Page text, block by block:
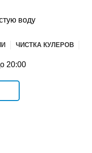
воду
ЧИСТКА КУЛЕРОВ
20:00